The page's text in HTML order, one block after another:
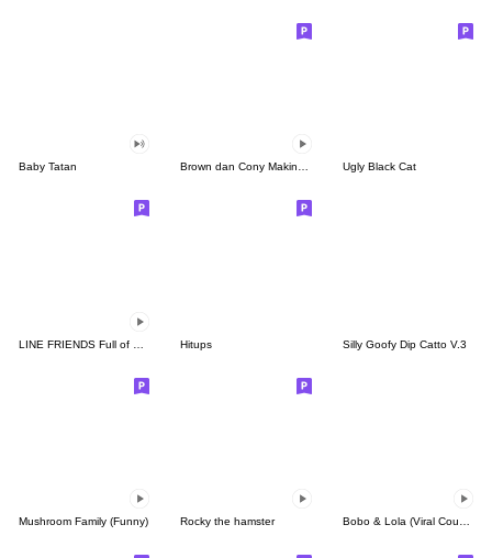
Baby Tatan Brown dan Cony Makin Mesra Ugly Black Cat
Hitups Silly Goofy Dip Catto V.3
Mushroom Family (Funny) Rocky the hamster